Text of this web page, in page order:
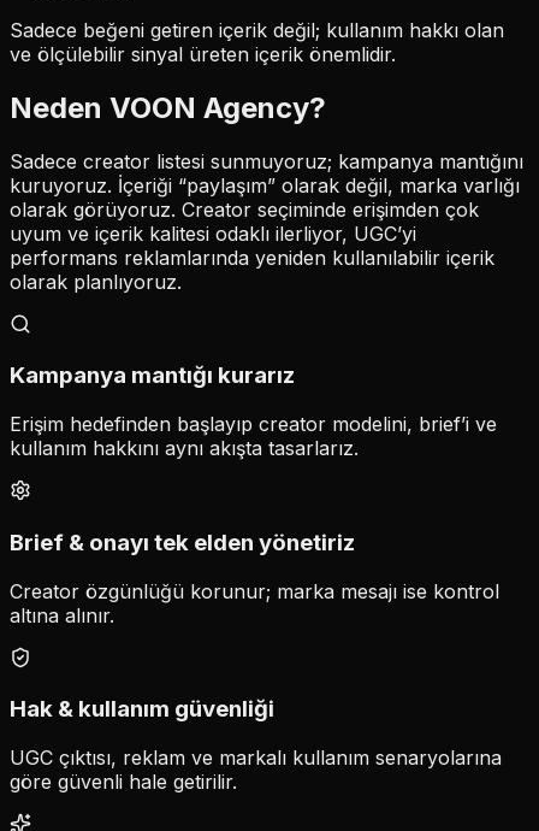
Sadece beğeni getiren içerik değil; kullanım hakkı olan
ve ölçülebilir sinyal üreten içerik önemlidir.
Neden VOON Agency?
Sadece creator listesi sunmuyoruz; kampanya mantığını
kuruyoruz. İçeriği “paylaşım” olarak değil, marka varlığı
olarak görüyoruz. Creator seçiminde erişimden çok
uyum ve içerik kalitesi odaklı ilerliyor, UGC’yi
performans reklamlarında yeniden kullanılabilir içerik
olarak planlıyoruz.
Kampanya mantığı kurarız
Erişim hedefinden başlayıp creator modelini, brief’i ve
kullanım hakkını aynı akışta tasarlarız.
Brief & onayı tek elden yönetiriz
Creator özgünlüğü korunur; marka mesajı ise kontrol
altına alınır.
Hak & kullanım güvenliği
UGC çıktısı, reklam ve markalı kullanım senaryolarına
göre güvenli hale getirilir.